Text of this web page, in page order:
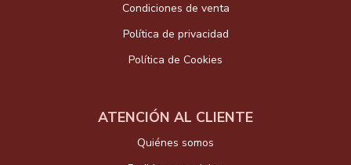
Condiciones de venta
Política de privacidad
Política de Cookies
ATENCIÓN AL CLIENTE
Quiénes somos